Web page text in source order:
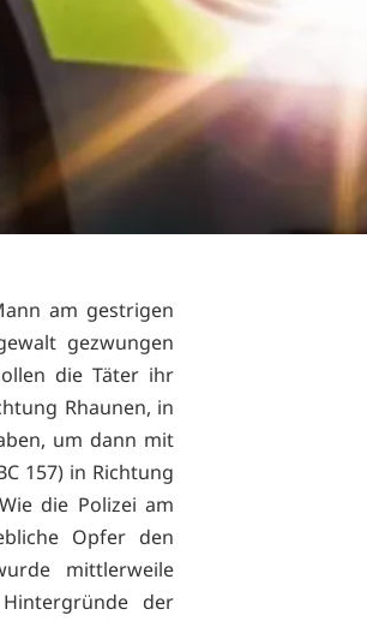
am gestrigen
gezwungen
die Täter ihr
Rhaunen, in
um dann mit
157) in Richtung
die Polizei am
Opfer den
mittlerweile
der